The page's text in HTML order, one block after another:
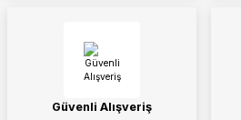
Güvenli Alışveriş